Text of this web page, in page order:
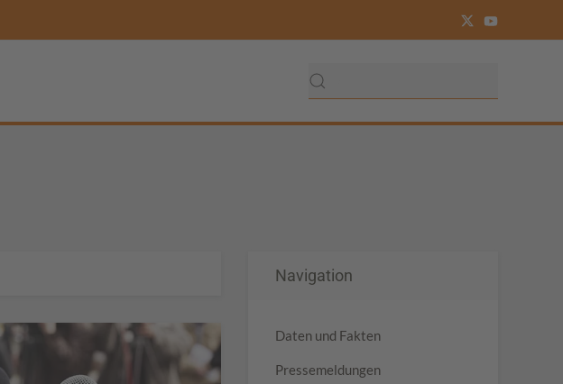
Navigation
Daten und Fakten
Pressemeldungen